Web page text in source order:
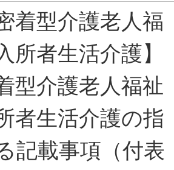
着型介護老人福
所者生活介護】
型介護老人福祉
者生活介護の指
記載事項（付表